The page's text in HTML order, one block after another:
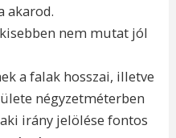
akarod.
nem mutat jól
a falak hosszai, illetve
négyzetméterben
irány jelölése fontos